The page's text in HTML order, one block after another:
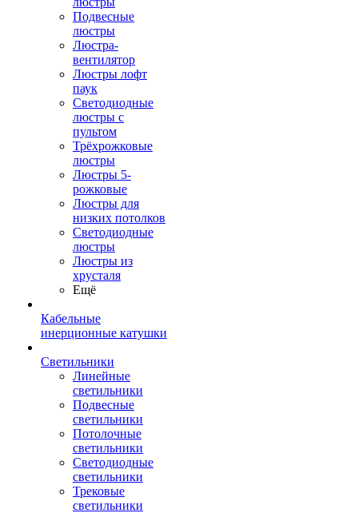
Подвесные
люстры
Люстра-
вентилятор
Люстры лофт
паук
Светодиодные
люстры с
пультом
Трёхрожковые
люстры
Люстры 5-
рожковые
Люстры для
низких потолков
Cветодиодные
люстры
Люстры из
хрусталя
Ещё
Кабельные
инерционные катушки
Светильники
Линейные
светильники
Подвесные
светильники
Потолочные
светильники
Светодиодные
светильники
Трековые
светильники